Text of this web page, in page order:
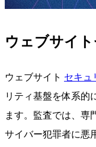
ウェブサイ
ウェブサイト セキュ
リティ基盤を体系的
ます。監査では、専
サイバー犯罪者に悪